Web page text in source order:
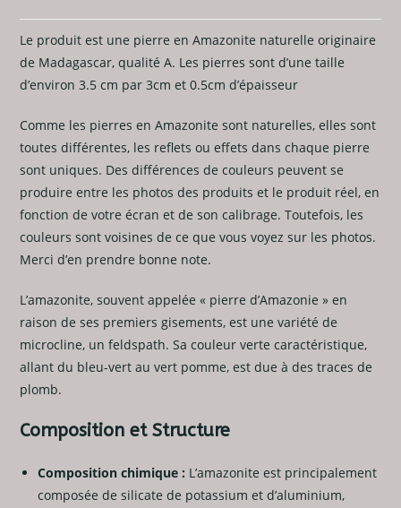
Le produit est une pierre en Amazonite naturelle originaire
de Madagascar, qualité A. Les pierres sont d’une taille
d’environ 3.5 cm par 3cm et 0.5cm d’épaisseur
Comme les pierres en Amazonite sont naturelles, elles sont
toutes différentes, les reflets ou effets dans chaque pierre
sont uniques. Des différences de couleurs peuvent se
produire entre les photos des produits et le produit réel, en
fonction de votre écran et de son calibrage. Toutefois, les
couleurs sont voisines de ce que vous voyez sur les photos.
Merci d’en prendre bonne note.
L’amazonite, souvent appelée « pierre d’Amazonie » en
raison de ses premiers gisements, est une variété de
microcline, un feldspath. Sa couleur verte caractéristique,
allant du bleu-vert au vert pomme, est due à des traces de
plomb.
Composition et Structure
Composition chimique : L’amazonite est principalement
composée de silicate de potassium et d’aluminium,